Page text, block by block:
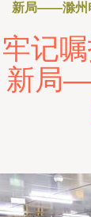
新局——滁州
牢记
新局